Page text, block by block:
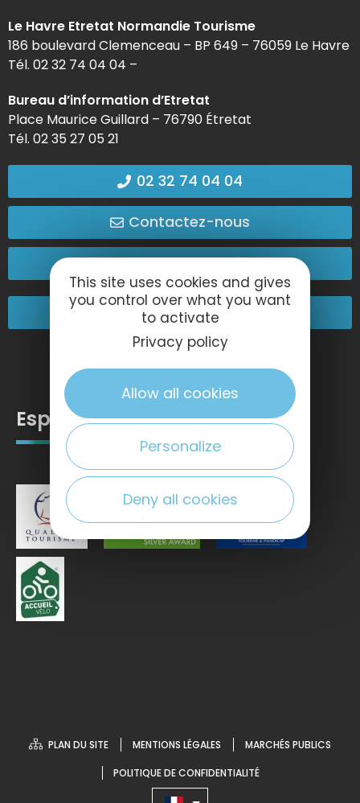
Le Havre Etretat Normandie Tourisme
186 boulevard Clemenceau – BP 649 – 76059 Le Havre
Tél. 02 32 74 04 04 –
Bureau d’information d’Etretat
Place Maurice Guillard – 76790 Étretat
Tél. 02 35 27 05 21
02 32 74 04 04
Contactez-nous
Passez nous voir !
Nos engagements
Espace pro
PLAN DU SITE MENTIONS LÉGALES MARCHÉS PUBLICS
POLITIQUE DE CONFIDENTIALITÉ
This site uses cookies and gives
you control over what you want
to activate
Privacy policy
Allow all cookies
Personalize
Deny all cookies